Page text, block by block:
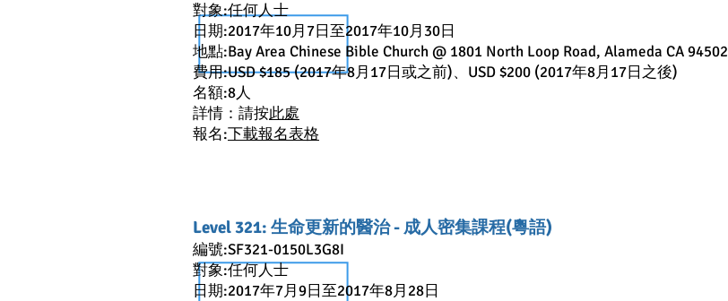
對象:任何人士
日期:2017年10月7日至2017年10月30日
地點:Bay Area Chinese Bible Church @ 1801 North Loop Road, Alameda CA 94502
費用:USD $185 (2017年8月17日或之前)、USD $200 (2017年8月17日之後)
名額:8人
詳情：請按此處
報名:下載報名表格
Level 321: 生命更新的醫治 - 成人密集課程(粵語)
編號:SF321-0150L3G8I
對象:任何人士
日期:2017年7月9日至2017年8月28日